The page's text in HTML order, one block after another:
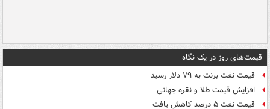
قیمت‌های روز در یک نگاه
قیمت نفت برنت به ۷۹ دلار رسید
افزایش قیمت طلا و نقره جهانی
قیمت نفت ۵ درصد کاهش یافت